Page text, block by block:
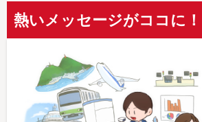
熱いメッセージがココに！